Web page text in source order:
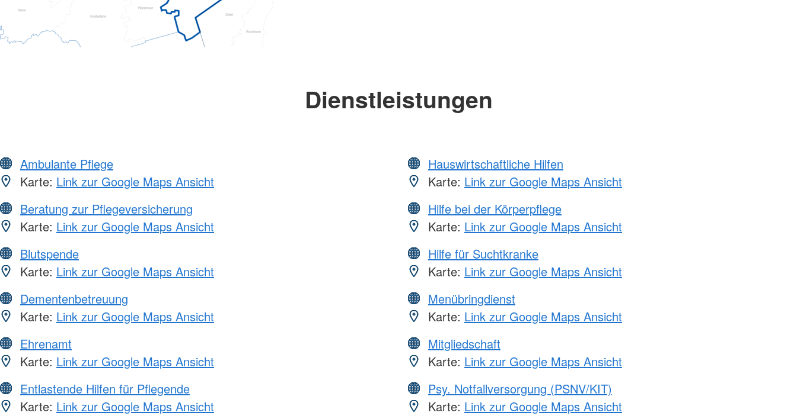
Dienstleistungen
Ambulante Pflege
Karte: Link zur Google Maps Ansicht
Beratung zur Pflegeversicherung
Karte: Link zur Google Maps Ansicht
Blutspende
Karte: Link zur Google Maps Ansicht
Dementenbetreuung
Karte: Link zur Google Maps Ansicht
Ehrenamt
Karte: Link zur Google Maps Ansicht
Entlastende Hilfen für Pflegende
Karte: Link zur Google Maps Ansicht
Hauswirtschaftliche Hilfen
Karte: Link zur Google Maps Ansicht
Hilfe bei der Körperpflege
Karte: Link zur Google Maps Ansicht
Hilfe für Suchtkranke
Karte: Link zur Google Maps Ansicht
Menübringdienst
Karte: Link zur Google Maps Ansicht
Mitgliedschaft
Karte: Link zur Google Maps Ansicht
Psy. Notfallversorgung (PSNV/KIT)
Karte: Link zur Google Maps Ansicht